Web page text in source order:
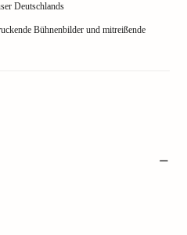
Deutschlands
Bühnenbilder und mitreißende